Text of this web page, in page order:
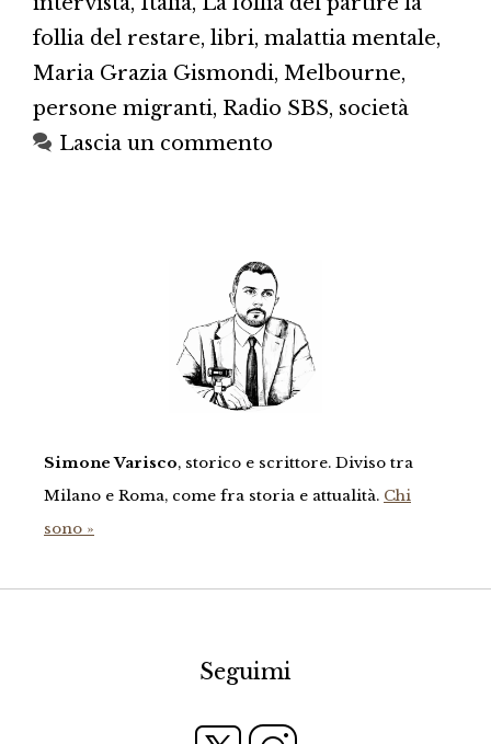
follia del restare, libri, malattia mentale,
Maria Grazia Gismondi, Melbourne,
persone migranti, Radio SBS, società
Lascia un commento
Simone Varisco, storico e scrittore. Diviso tra
Milano e Roma, come fra storia e attualità. Chi
sono »
Seguimi